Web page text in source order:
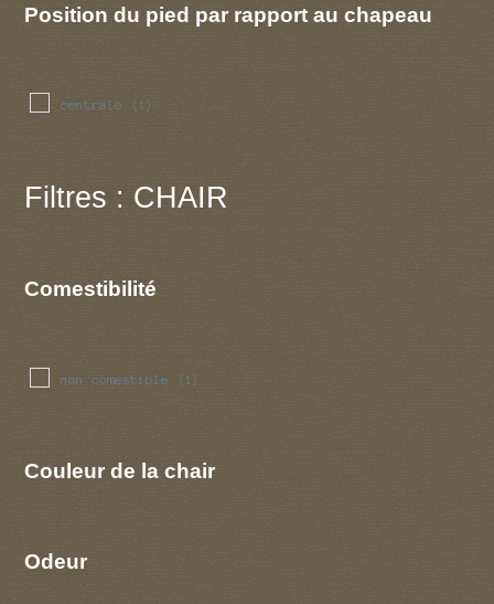
Position du pied par rapport au chapeau
centrale (1)
Filtres : CHAIR
Comestibilité
non comestible (1)
Couleur de la chair
Odeur